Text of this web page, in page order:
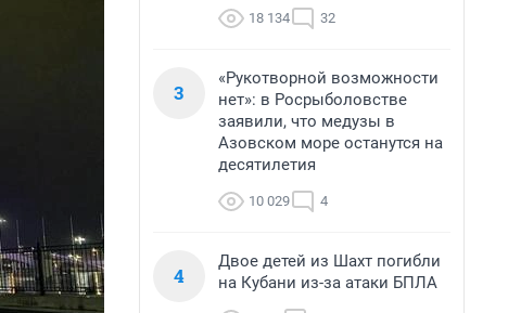
18 134 32
3
«Рукотворной возможности
нет»: в Росрыболовстве
заявили, что медузы в
Азовском море останутся на
десятилетия
10 029 4
4
Двое детей из Шахт погибли
на Кубани из-за атаки БПЛА